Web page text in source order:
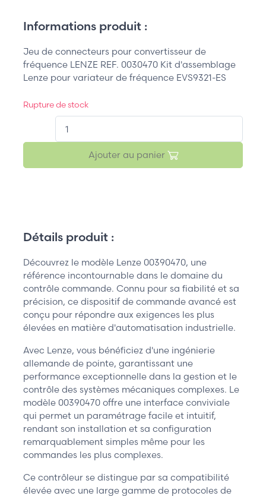
Informations produit :
Jeu de connecteurs pour convertisseur de
fréquence LENZE REF. 0030470 Kit d'assemblage
Lenze pour variateur de fréquence EVS9321-ES
Rupture de stock
Ajouter au panier
Détails produit :
Découvrez le modèle Lenze 00390470, une
référence incontournable dans le domaine du
contrôle commande. Connu pour sa fiabilité et sa
précision, ce dispositif de commande avancé est
conçu pour répondre aux exigences les plus
élevées en matière d'automatisation industrielle.
Avec Lenze, vous bénéficiez d'une ingénierie
allemande de pointe, garantissant une
performance exceptionnelle dans la gestion et le
contrôle des systèmes mécaniques complexes. Le
modèle 00390470 offre une interface conviviale
qui permet un paramétrage facile et intuitif,
rendant son installation et sa configuration
remarquablement simples même pour les
commandes les plus complexes.
Ce contrôleur se distingue par sa compatibilité
élevée avec une large gamme de protocoles de